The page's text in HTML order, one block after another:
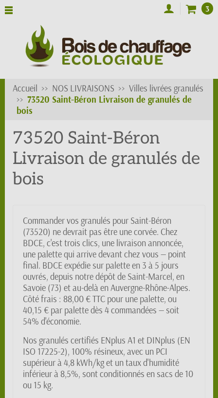
3
Accueil NOS LIVRAISONS
Villes livrées granulés
73520 Saint-Béron Livraison de granulés de
bois
73520 Saint-Béron
Livraison de granulés de
bois
Commander vos granulés pour Saint-Béron
(73520) ne devrait pas être une corvée. Chez
BDCE, c'est trois clics, une livraison annoncée,
une palette qui arrive devant chez vous — point
final. BDCE expédie sur palette en 3 à 5 jours
ouvrés, depuis notre dépôt de Saint-Marcel, en
Savoie (73) et au-delà en Auvergne-Rhône-Alpes.
Côté frais : 88,00 € TTC pour une palette, ou
40,15 € par palette dès 4 commandées — soit
54% d'économie.
Nos granulés certifiés ENplus A1 et DINplus (EN
ISO 17225-2), 100% résineux, avec un PCI
supérieur à 4,8 kWh/kg et un taux d'humidité
inférieur à 8,5%, sont conditionnés en sacs de 10
ou 15 kg.